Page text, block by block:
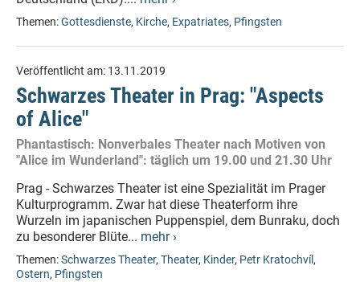
Themen:Gottesdienste, Kirche, Expatriates, Pfingsten
Veröffentlicht am: 13.11.2019
Schwarzes Theater in Prag: "Aspects
of Alice"
Phantastisch: Nonverbales Theater nach Motiven von
"Alice im Wunderland": täglich um 19.00 und 21.30 Uhr
Prag - Schwarzes Theater ist eine Spezialität im Prager
Kulturprogramm. Zwar hat diese Theaterform ihre
Wurzeln im japanischen Puppenspiel, dem Bunraku, doch
zu besonderer Blüte... mehr ›
Themen:Schwarzes Theater, Theater, Kinder, Petr Kratochvíl,
Ostern, Pfingsten